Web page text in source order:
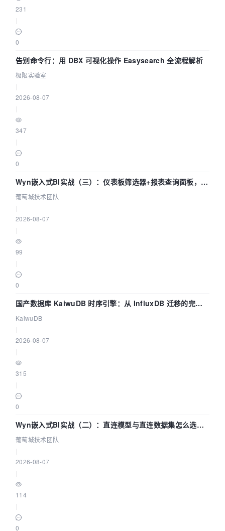
231
0
告别命令行：用 DBX 可视化操作 Easysearch 全流程解析
极限实验室
2026-08-07
347
0
Wyn嵌入式BI实战（三）：仪表板筛选器+报表查询面板，参
数联动全闭环
葡萄城技术团队
2026-08-07
99
0
国产数据库 KaiwuDB 时序引擎：从 InfluxDB 迁移的完整
技术路径
KaiwuDB
2026-08-07
315
0
Wyn嵌入式BI实战（二）：直连模型与直连数据集怎么选，
参数为什么不生效？| 葡萄城技术团队
葡萄城技术团队
2026-08-07
114
0